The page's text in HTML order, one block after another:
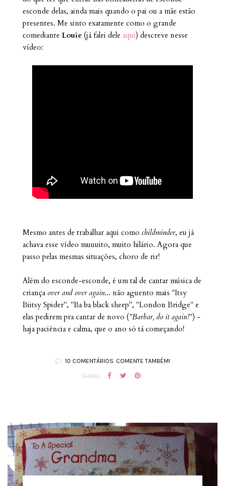
esconde delas, ainda mais quando o pai ou a mãe estão
presentes. Me sinto exatamente como o grande
comediante Louie (já falei dele aqui) descreve nesse
vídeo:
Mesmo antes de trabalhar aqui como childminder, eu já
achava esse vídeo muuuito, muito hilário. Agora que
passo pelas mesmas situações, choro de rir!
Além do esconde-esconde, é um tal de cantar música de
criança over and over again... não aguento mais "Itsy
Biitsy Spider", "Ba ba black sheep", "London Bridge" e
elas pedirem pra cantar de novo ("Barbar, do it again!") -
haja paciência e calma, que o ano só tá começando!
10 COMENTÁRIOS. COMENTE TAMBÉM!
SHARE: